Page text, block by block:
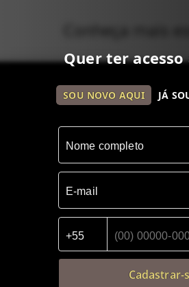
Quer ter acesso
SOU NOVO AQUI JÁ
Cadastrar-